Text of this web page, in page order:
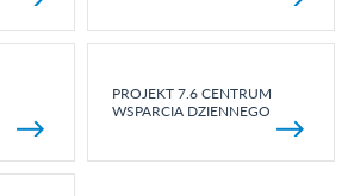
PROJEKT 7.6 CENTRUM
WSPARCIA DZIENNEGO